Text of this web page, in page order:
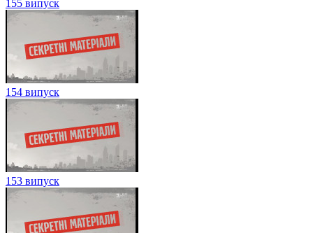
155 випуск
154 випуск
153 випуск